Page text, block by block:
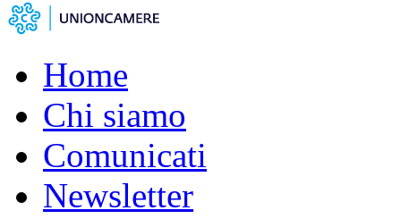
Home
Chi siamo
Comunicati
Newsletter